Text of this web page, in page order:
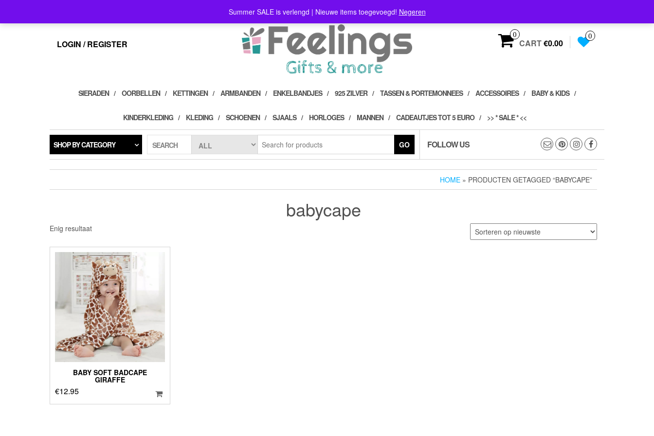
the
Summer SALE is verlengd | Nieuwe items toegevoegd! Negeren
LOGIN / REGISTER
0
CART€0.00
0
SIERADEN OORBELLEN KETTINGEN ARMBANDEN ENKELBANDJES 925 ZILVER TASSEN & PORTEMONNEES ACCESSOIRES BABY & KIDS
KINDERKLEDING KLEDING SCHOENEN SJAALS HORLOGES MANNEN CADEAUTJES TOT 5 EURO >> * SALE * <<
SHOP BY CATEGORY SEARCH GO FOLLOW US
HOME » PRODUCTEN GETAGGED “BABYCAPE”
babycape
Enig resultaat
BABY SOFT BADCAPE
GIRAFFE
€12.95